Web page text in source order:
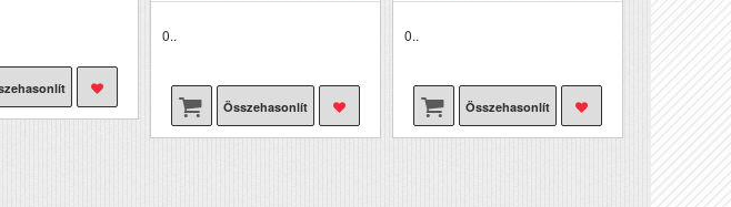
0..
Összehasonlít
0..
Összehasonlít